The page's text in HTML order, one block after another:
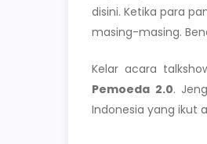
disini. Ketika para
masing-masing.
Kelar acara
Pemoeda 2.0.
Indonesia yang ikut